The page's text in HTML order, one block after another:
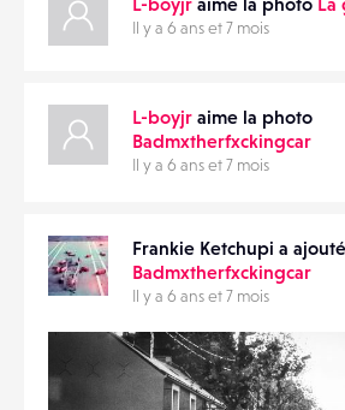
Il y a 6 ans et 7 mois
L-boyjr aime la photo
Badmxtherfxckingcar
Il y a 6 ans et 7 mois
Frankie Ketchupi a
Badmxtherfxckingcar
Il y a 6 ans et 7 mois